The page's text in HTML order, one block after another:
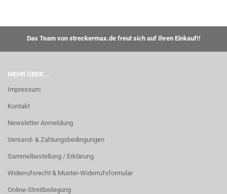
Das Team von streckermax.de freut sich auf Ihren Einkauf!!
MEHR ÜBER...
Impressum
Kontakt
Newsletter Anmeldung
Versand- & Zahlungsbedingungen
Sammelbestellung / Erklärung
Widerrufsrecht & Muster-Widerrufsformular
Online-Streitbeilegung